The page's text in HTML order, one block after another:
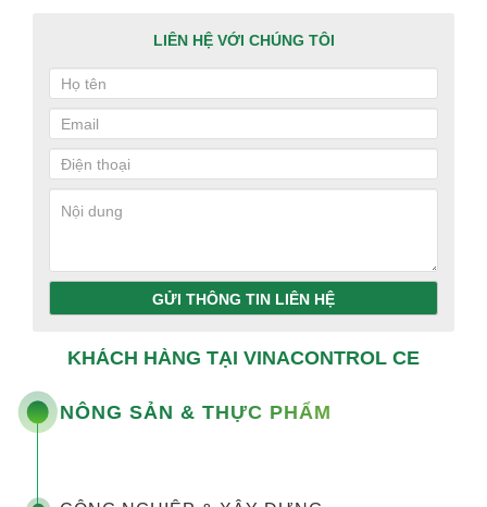
LIÊN HỆ VỚI CHÚNG TÔI
GỬI THÔNG TIN LIÊN HỆ
KHÁCH HÀNG TẠI VINACONTROL CE
NÔNG SẢN & THỰC PHẨM